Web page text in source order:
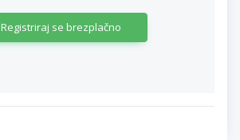
Registriraj se brezplačno